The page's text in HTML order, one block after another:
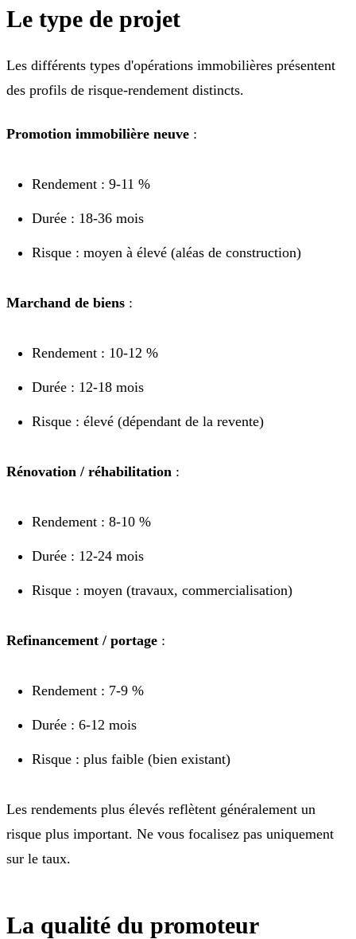
Le type de projet
Les différents types d'opérations immobilières présentent
des profils de risque-rendement distincts.
Promotion immobilière neuve :
Rendement : 9-11 %
Durée : 18-36 mois
Risque : moyen à élevé (aléas de construction)
Marchand de biens :
Rendement : 10-12 %
Durée : 12-18 mois
Risque : élevé (dépendant de la revente)
Rénovation / réhabilitation :
Rendement : 8-10 %
Durée : 12-24 mois
Risque : moyen (travaux, commercialisation)
Refinancement / portage :
Rendement : 7-9 %
Durée : 6-12 mois
Risque : plus faible (bien existant)
Les rendements plus élevés reflètent généralement un
risque plus important. Ne vous focalisez pas uniquement
sur le taux.
La qualité du promoteur